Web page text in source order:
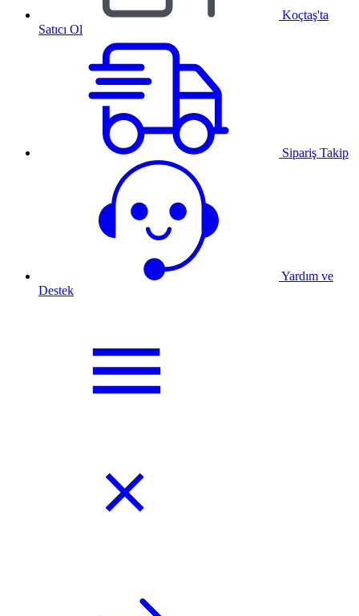
Koçtaş'ta
Satıcı Ol
Sipariş Takip
Yardım ve
Destek